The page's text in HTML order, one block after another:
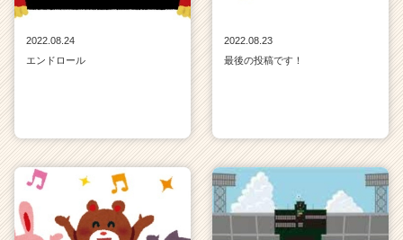
2022.08.24
エンドロール
2022.08.23
最後の投稿です！